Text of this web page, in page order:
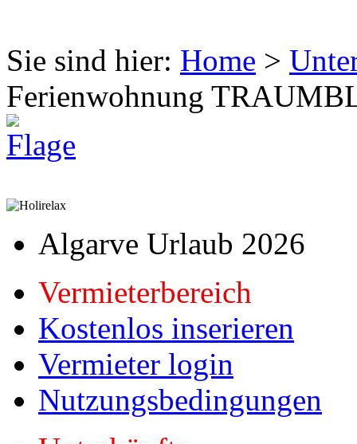
Sie sind hier: Home >
Ferienwohnung
Algarve Urlaub 2026
Vermieterbereich
Kostenlos inserieren
Vermieter login
Nutzungsbedingungen